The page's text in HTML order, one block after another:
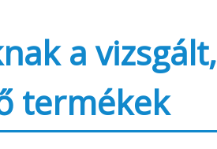
a vizsgált,
termékek